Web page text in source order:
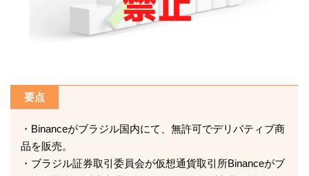
要点
・Binanceがブラジル国内にて、無許可でデリバティブ商
品を販売。
・ブラジル証券取引委員会が仮想通貨取引所Binanceがブ